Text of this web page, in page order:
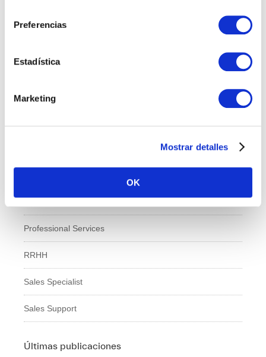
Preferencias
Estadística
Marketing
Mostrar detalles
OK
Calidad
Compras
Professional Services
RRHH
Sales Specialist
Sales Support
Últimas publicaciones